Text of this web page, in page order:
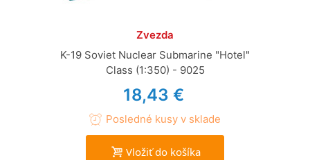
Zvezda
K-19 Soviet Nuclear Submarine "Hotel"
Class (1:350) - 9025
18,43 €
Posledné kusy v sklade
Vložiť do košíka